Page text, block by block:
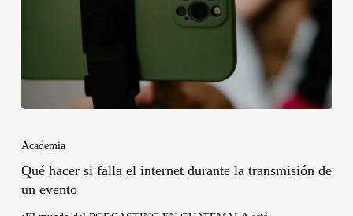
Academia
Qué hacer si falla el internet durante la transmisión de
un evento